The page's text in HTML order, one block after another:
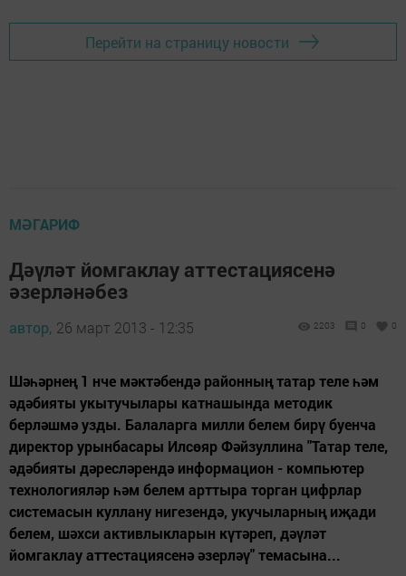
Перейти на страницу новости
МӘГАРИФ
Дәүләт йомгаклау аттестациясенә
әзерләнәбез
автор, 26 март 2013 - 12:35 2203 0 0
Шәһәрнең 1 нче мәктәбендә районның татар теле һәм
әдәбияты укытучылары катнашында методик
берләшмә узды. Балаларга милли белем бирү буенча
директор урынбасары Илсөяр Фәйзуллина "Татар теле,
әдәбияты дәресләрендә информацион - компьютер
технологияләр һәм белем арттыра торган цифрлар
системасын куллану нигезендә, укучыларның иҗади
белем, шәхси активлыкларын күтәреп, дәүләт
йомгаклау аттестациясенә әзерләү" темасына...